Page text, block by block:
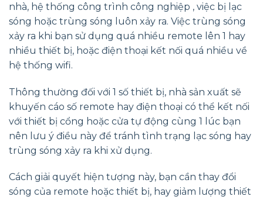
nhà, hệ thống công trình công nghiệp , việc bị lạc
sóng hoặc trùng sóng luôn xảy ra. Việc trùng sóng
xảy ra khi bạn sử dụng quá nhiều remote lên 1 hay
nhiều thiết bị, hoặc điện thoại kết nối quá nhiều về
hệ thống wifi.
Thông thường đối với 1 số thiết bị, nhà sản xuất sẽ
khuyến cáo số remote hay điện thoại có thể kết nối
với thiết bị cổng hoặc cửa tự động cùng 1 lúc bạn
nên lưu ý điều này để tránh tình trạng lạc sóng hay
trùng sóng xảy ra khi xử dụng.
Cách giải quyết hiện tượng này, bạn cần thay đổi
sóng của remote hoặc thiết bị, hay giảm lượng thiết